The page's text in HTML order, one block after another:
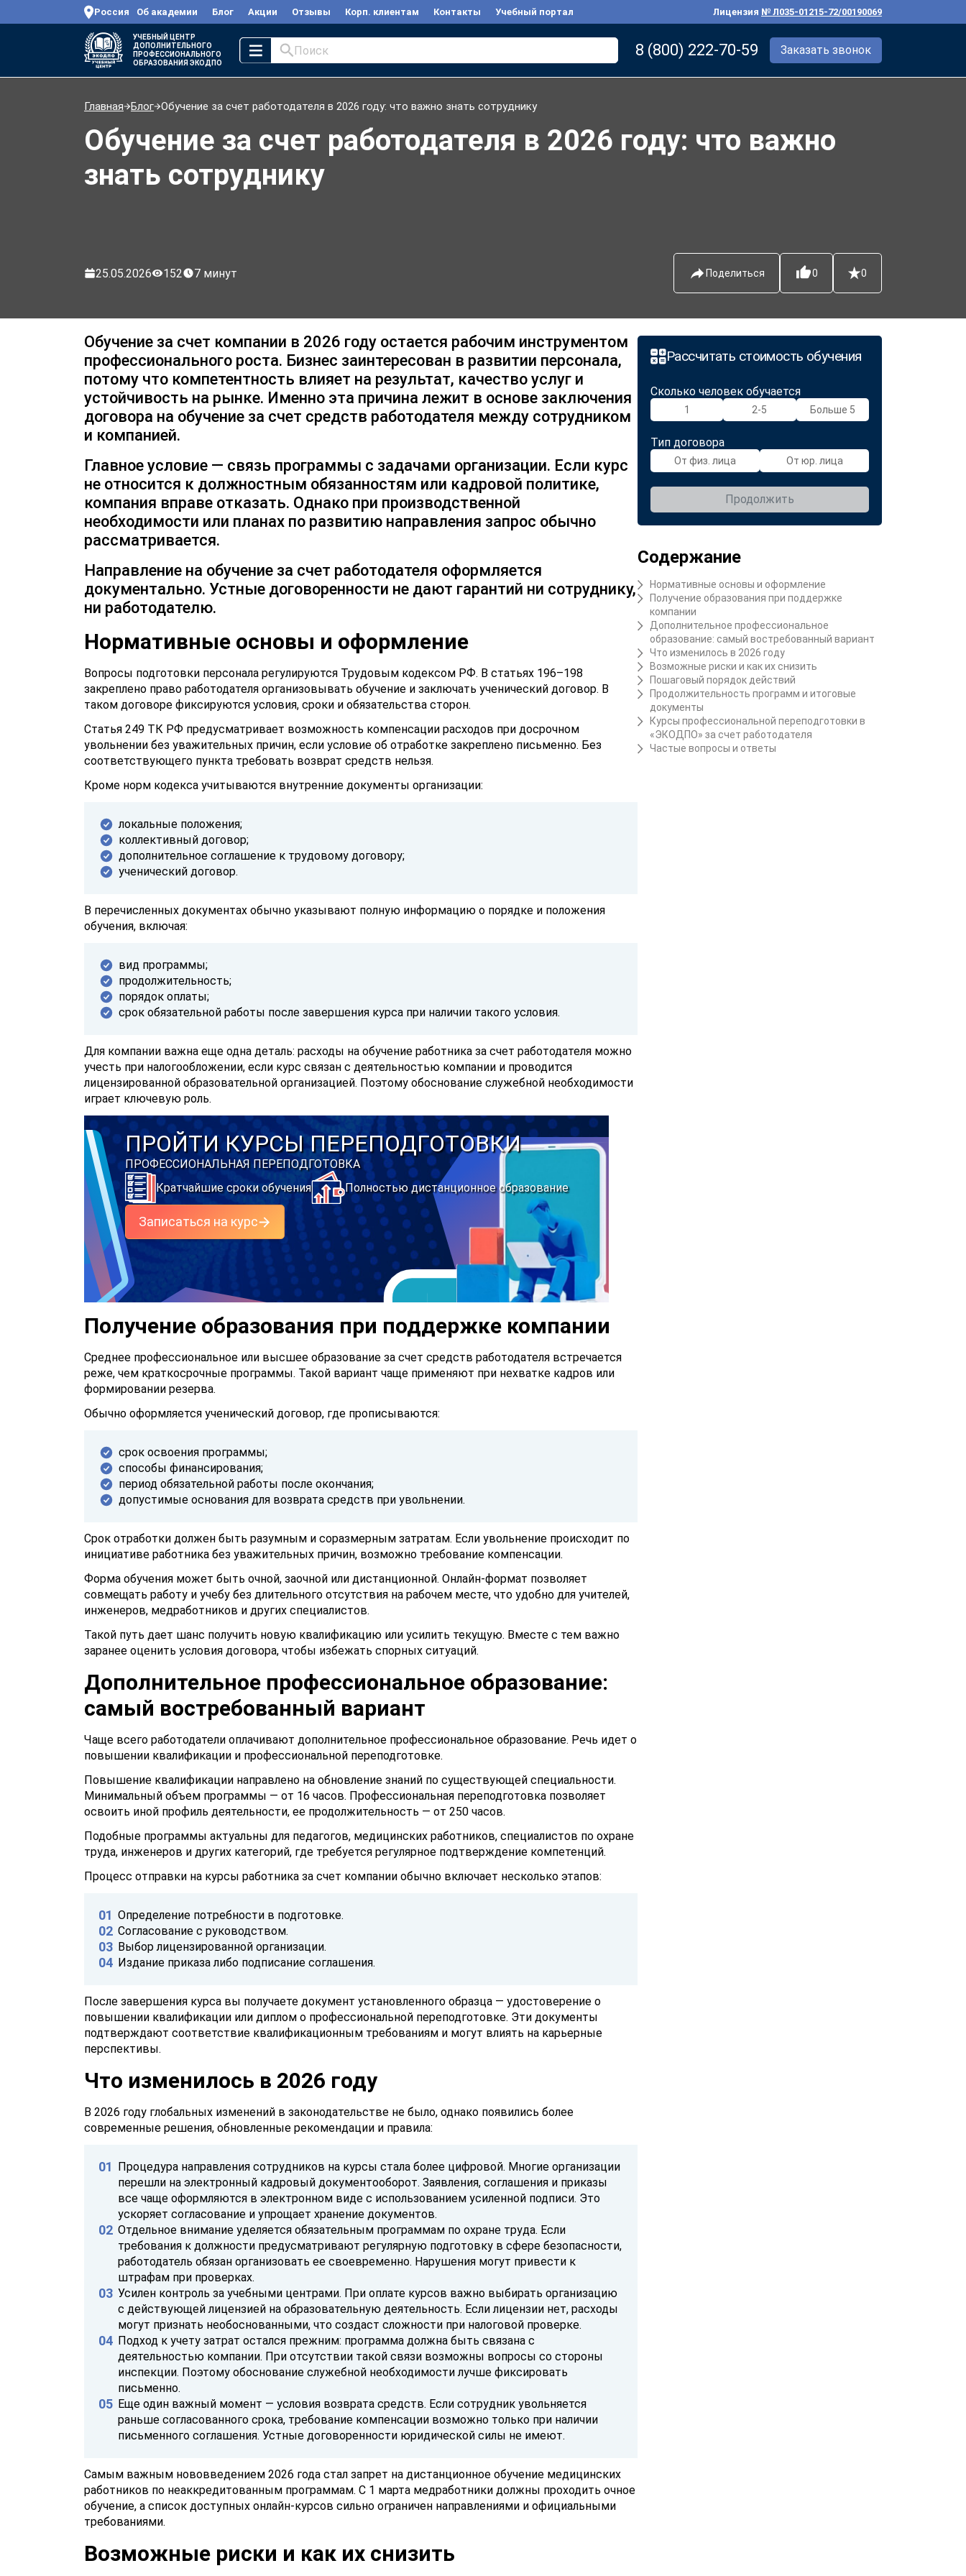
Россия Об академии Блог Акции Отзывы Корп. клиентам Контакты Учебный портал Лицензия № Л035-01215-72/00190069
УЧЕБНЫЙ ЦЕНТР
ДОПОЛНИТЕЛЬНОГО
ПРОФЕССИОНАЛЬНОГО
ОБРАЗОВАНИЯ ЭКОДПО
Поиск 8 (800) 222-70-59 Заказать звонок
Главная Блог Обучение за счет работодателя в 2026 году: что важно знать сотруднику
Обучение за счет работодателя в 2026 году: что важно
знать сотруднику
25.05.2026 152 7 минут Поделиться 0 0
Обучение за счет компании в 2026 году остается рабочим инструментом
профессионального роста. Бизнес заинтересован в развитии персонала,
потому что компетентность влияет на результат, качество услуг и
устойчивость на рынке. Именно эта причина лежит в основе заключения
договора на обучение за счет средств работодателя между сотрудником
и компанией.
Главное условие — связь программы с задачами организации. Если курс
не относится к должностным обязанностям или кадровой политике,
компания вправе отказать. Однако при производственной
необходимости или планах по развитию направления запрос обычно
рассматривается.
Направление на обучение за счет работодателя оформляется
документально. Устные договоренности не дают гарантий ни сотруднику,
ни работодателю.
Нормативные основы и оформление
Вопросы подготовки персонала регулируются Трудовым кодексом РФ. В статьях 196–198
закреплено право работодателя организовывать обучение и заключать ученический договор. В
таком договоре фиксируются условия, сроки и обязательства сторон.
Статья 249 ТК РФ предусматривает возможность компенсации расходов при досрочном
увольнении без уважительных причин, если условие об отработке закреплено письменно. Без
соответствующего пункта требовать возврат средств нельзя.
Кроме норм кодекса учитываются внутренние документы организации:
локальные положения;
коллективный договор;
дополнительное соглашение к трудовому договору;
ученический договор.
В перечисленных документах обычно указывают полную информацию о порядке и положения
обучения, включая:
вид программы;
продолжительность;
порядок оплаты;
срок обязательной работы после завершения курса при наличии такого условия.
Для компании важна еще одна деталь: расходы на обучение работника за счет работодателя можно
учесть при налогообложении, если курс связан с деятельностью компании и проводится
лицензированной образовательной организацией. Поэтому обоснование служебной необходимости
играет ключевую роль.
ПРОЙТИ КУРСЫ ПЕРЕПОДГОТОВКИ
ПРОФЕССИОНАЛЬНАЯ ПЕРЕПОДГОТОВКА
Кратчайшие сроки обучения
Полностью дистанционное образование
Записаться на курс
Получение образования при поддержке компании
Среднее профессиональное или высшее образование за счет средств работодателя встречается
реже, чем краткосрочные программы. Такой вариант чаще применяют при нехватке кадров или
формировании резерва.
Обычно оформляется ученический договор, где прописываются:
срок освоения программы;
способы финансирования;
период обязательной работы после окончания;
допустимые основания для возврата средств при увольнении.
Срок отработки должен быть разумным и соразмерным затратам. Если увольнение происходит по
инициативе работника без уважительных причин, возможно требование компенсации.
Форма обучения может быть очной, заочной или дистанционной. Онлайн-формат позволяет
совмещать работу и учебу без длительного отсутствия на рабочем месте, что удобно для учителей,
инженеров, медработников и других специалистов.
Такой путь дает шанс получить новую квалификацию или усилить текущую. Вместе с тем важно
заранее оценить условия договора, чтобы избежать спорных ситуаций.
Дополнительное профессиональное образование:
самый востребованный вариант
Чаще всего работодатели оплачивают дополнительное профессиональное образование. Речь идет о
повышении квалификации и профессиональной переподготовке.
Повышение квалификации направлено на обновление знаний по существующей специальности.
Минимальный объем программы — от 16 часов. Профессиональная переподготовка позволяет
освоить иной профиль деятельности, ее продолжительность — от 250 часов.
Подобные программы актуальны для педагогов, медицинских работников, специалистов по охране
труда, инженеров и других категорий, где требуется регулярное подтверждение компетенций.
Процесс отправки на курсы работника за счет компании обычно включает несколько этапов:
Определение потребности в подготовке.
Согласование с руководством.
Выбор лицензированной организации.
Издание приказа либо подписание соглашения.
После завершения курса вы получаете документ установленного образца — удостоверение о
повышении квалификации или диплом о профессиональной переподготовке. Эти документы
подтверждают соответствие квалификационным требованиям и могут влиять на карьерные
перспективы.
Что изменилось в 2026 году
В 2026 году глобальных изменений в законодательстве не было, однако появились более
современные решения, обновленные рекомендации и правила:
Процедура направления сотрудников на курсы стала более цифровой. Многие организации
перешли на электронный кадровый документооборот. Заявления, соглашения и приказы
все чаще оформляются в электронном виде с использованием усиленной подписи. Это
ускоряет согласование и упрощает хранение документов.
Отдельное внимание уделяется обязательным программам по охране труда. Если
требования к должности предусматривают регулярную подготовку в сфере безопасности,
работодатель обязан организовать ее своевременно. Нарушения могут привести к
штрафам при проверках.
Усилен контроль за учебными центрами. При оплате курсов важно выбирать организацию
с действующей лицензией на образовательную деятельность. Если лицензии нет, расходы
могут признать необоснованными, что создаст сложности при налоговой проверке.
Подход к учету затрат остался прежним: программа должна быть связана с
деятельностью компании. При отсутствии такой связи возможны вопросы со стороны
инспекции. Поэтому обоснование служебной необходимости лучше фиксировать
письменно.
Еще один важный момент — условия возврата средств. Если сотрудник увольняется
раньше согласованного срока, требование компенсации возможно только при наличии
письменного соглашения. Устные договоренности юридической силы не имеют.
Самым важным нововведением 2026 года стал запрет на дистанционное обучение медицинских
работников по неаккредитованным программам. С 1 марта медработники должны проходить очное
обучение, а список доступных онлайн-курсов сильно ограничен направлениями и официальными
требованиями.
Возможные риски и как их снизить
Рассчитать стоимость обучения
Сколько человек обучается
1 2-5 Больше 5
Тип договора
От физ. лица От юр. лица
Продолжить
Содержание
Нормативные основы и оформление
Получение образования при поддержке
компании
Дополнительное профессиональное
образование: самый востребованный вариант
Что изменилось в 2026 году
Возможные риски и как их снизить
Пошаговый порядок действий
Продолжительность программ и итоговые
документы
Курсы профессиональной переподготовки в
«ЭКОДПО» за счет работодателя
Частые вопросы и ответы